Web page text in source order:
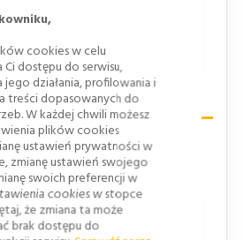
cookies w celu
dostępu do serwisu,
jego działania, profilowania i
treści dopasowanych do
W każdej chwili możesz
plików cookies
ustawień prywatności w
zmianę ustawień swojego
swoich preferencji w
cookies w stopce
że zmiana ta może
brak dostępu do
ogniowo i lakierowana
ZNAKÓW DROGOWYCH
wielkości znaków w zależności
znaku w tabeli poniżej: